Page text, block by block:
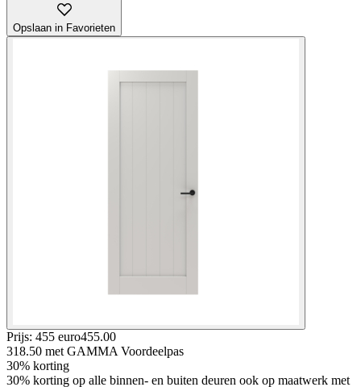
Opslaan in Favorieten
Prijs: 455 euro455.00
318.50 met GAMMA Voordeelpas
30% korting
30% korting op alle binnen- en buiten deuren ook op maatwerk met